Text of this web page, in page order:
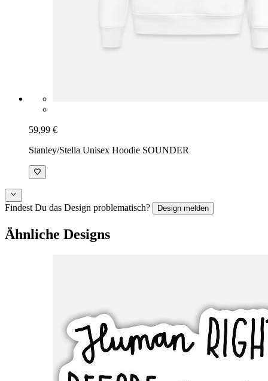
59,99 €
Stanley/Stella Unisex Hoodie SOUNDER
Findest Du das Design problematisch? Design melden
Ähnliche Designs